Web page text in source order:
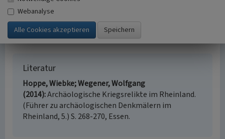
de.wikipedia.org
12.01.2026)
de.wikipedia.org: Gogarten (abgerufen 12.01.2026)
de.wikipedia.org: Krommenohl (abgerufen 12.01.2026)
Literatur
Hoppe, Wiebke; Wegener, Wolfgang
(2014) Archäologische Kriegsrelikte im Rheinland.
(Führer zu archäologischen Denkmälern im
Rheinland, 5.) S. 268-270, Essen.
Webanalyse